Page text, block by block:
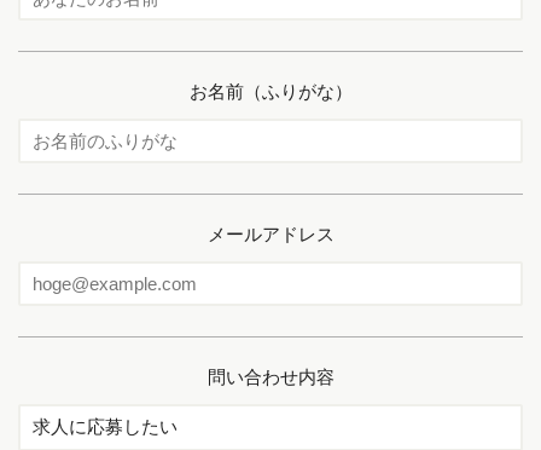
お名前（ふりがな）
メールアドレス
問い合わせ内容